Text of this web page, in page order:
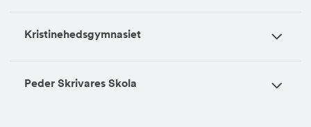
Kristinehedsgymnasiet
Peder Skrivares Skola